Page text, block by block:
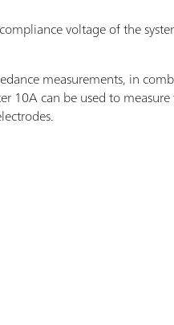
voltage of the
measurements, in
10A can be used to